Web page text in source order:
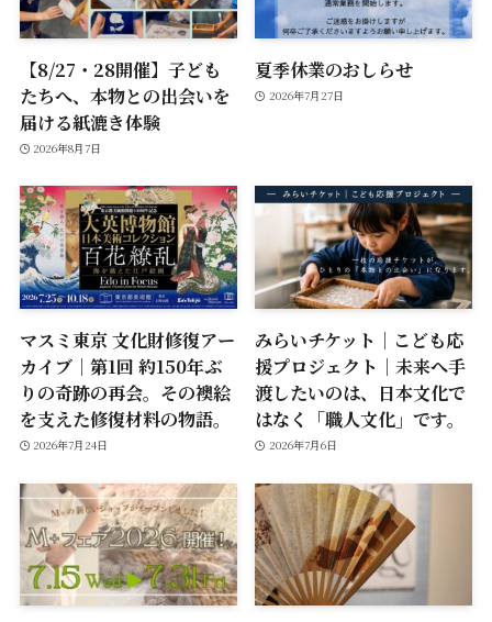
【8/27・28開催】子ども
たちへ、本物との出会いを
届ける紙漉き体験
2026年8月7日
夏季休業のおしらせ
2026年7月27日
マスミ東京 文化財修復アー
カイブ｜第1回 約150年ぶ
りの奇跡の再会。その襖絵
を支えた修復材料の物語。
2026年7月24日
みらいチケット｜こども応
援プロジェクト｜未来へ手
渡したいのは、日本文化で
はなく「職人文化」です。
2026年7月6日